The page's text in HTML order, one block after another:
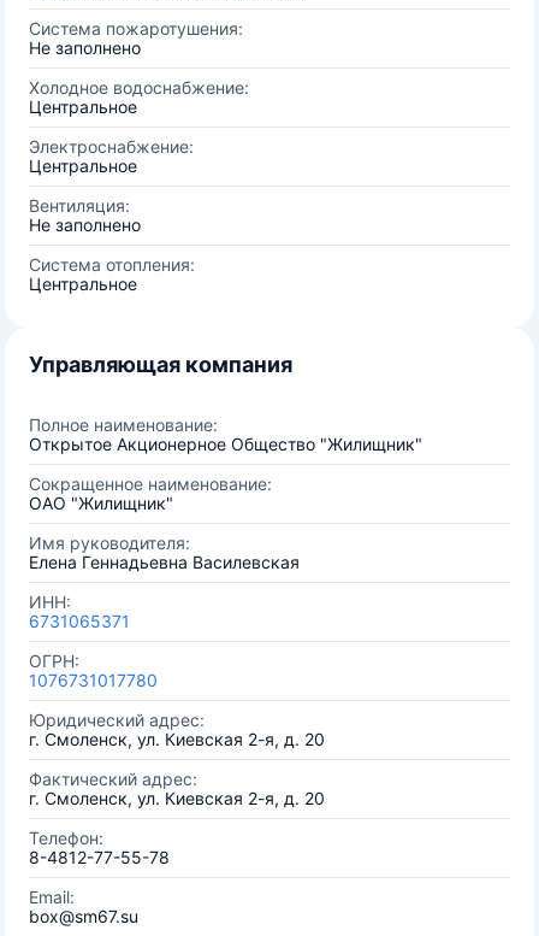
Система пожаротушения:
Не заполнено
Холодное водоснабжение:
Центральное
Электроснабжение:
Центральное
Вентиляция:
Не заполнено
Система отопления:
Центральное
Управляющая компания
Полное наименование:
Открытое Акционерное Общество "Жилищник"
Сокращенное наименование:
ОАО "Жилищник"
Имя руководителя:
Елена Геннадьевна Василевская
ИНН:
6731065371
ОГРН:
1076731017780
Юридический адрес:
г. Смоленск, ул. Киевская 2-я, д. 20
Фактический адрес:
г. Смоленск, ул. Киевская 2-я, д. 20
Телефон:
8-4812-77-55-78
Email:
box@sm67.su